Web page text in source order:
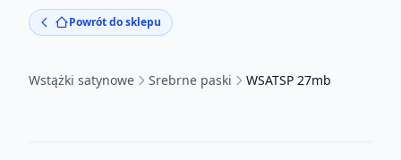
Powrót do sklepu
Wstążki satynowe Srebrne paski WSATSP 27mb